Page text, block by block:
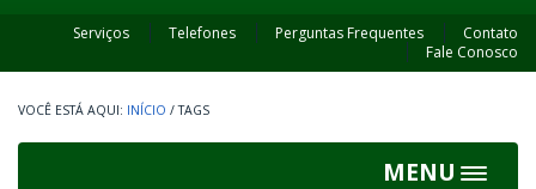
Serviços Telefones Perguntas Frequentes
Contato
Fale Conosco
INÍCIO / TAGS
MENU
Toggle